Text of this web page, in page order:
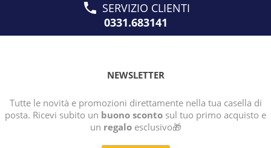
SERVIZIO CLIENTI
0331.683141
NEWSLETTER
Tutte le novità e promozioni direttamente nella tua casella di
posta. Ricevi subito un buono sconto sul tuo primo acquisto e
un regaloesclusivo🎁